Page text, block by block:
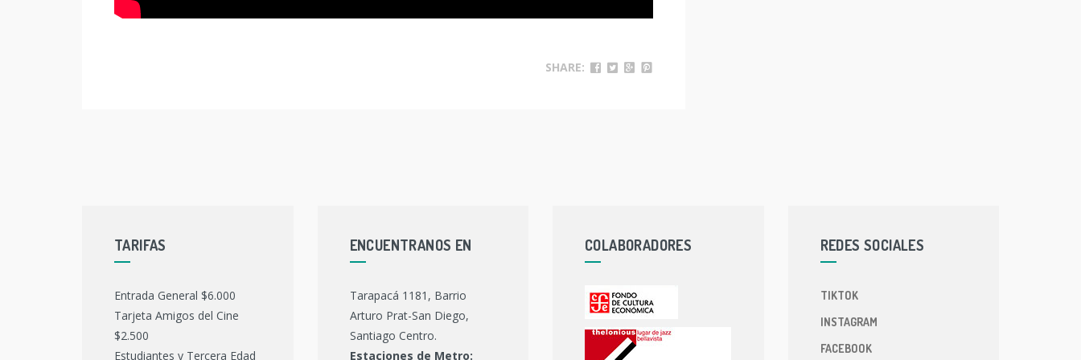
SHARE:
TARIFAS
Entrada General $6.000
Tarjeta Amigos del Cine
$2.500
Estudiantes y Tercera Edad
ENCUENTRANOS EN
Tarapacá 1181, Barrio
Arturo Prat-San Diego,
Santiago Centro.
Estaciones de Metro:
COLABORADORES REDES SOCIALES
TIKTOK
INSTAGRAM
FACEBOOK